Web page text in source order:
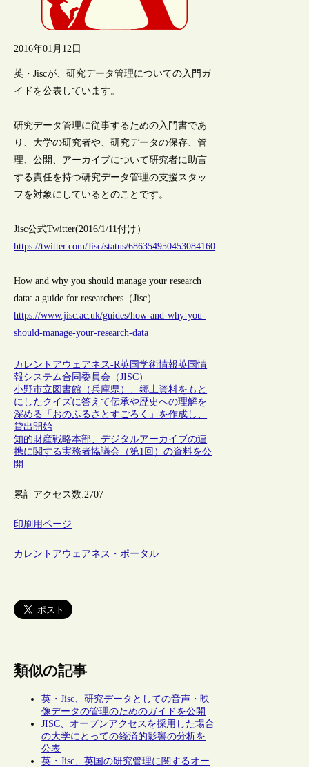
2016年01月12日
英・Jiscが、研究データ管理についての入門ガ
イドを公表しています。
研究データ管理に従事するための入門書であ
り、大学の研究者や、研究データの保存、管
理、公開、アーカイブについて研究者に助言
する責任を持つ研究データ管理の支援スタッ
フを対象にしているとのことです。
Jisc公式Twitter(2016/1/11付け）
https://twitter.com/Jisc/status/686354950453084160
How and why you should manage your research
data: a guide for researchers（Jisc）
https://www.jisc.ac.uk/guides/how-and-why-you-
should-manage-your-research-data
カレントアウェアネス-R英国学術情報英国情
報システム合同委員会（JISC）
小野市立図書館（兵庫県）、郷土資料をもと
にしたクイズに答えて伝承や歴史への理解を
深める「おのふるさとすごろく」を作成し、
貸出開始
知的財産戦略本部、デジタルアーカイブの連
携に関する実務者協議会（第1回）の資料を公
開
累計アクセス数:2707
印刷用ページ
カレントアウェアネス・ポータル
類似の記事
英・Jisc、研究データとしての音声・映
像データの管理のためのガイドを公開
JISC、オープンアクセスを採用した場合
の大学にとっての経済的影響の分析を
公表
英・Jisc、英国の研究管理に関するオー